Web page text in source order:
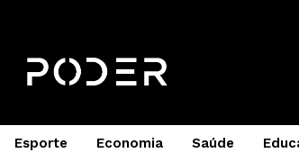
Esporte Economia Saúde